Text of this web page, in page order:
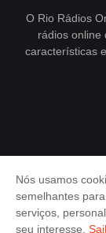
O Rio Rádios
rádios online
características
Nós usamos
semelhantes
serviços,
seu interesse.